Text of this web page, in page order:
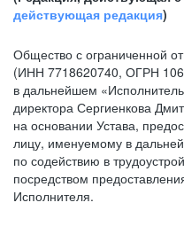
действующая редакция)
Общество с ограниченной
(ИНН 7718620740, ОГРН
в дальнейшем
директора Сергиенкова
на основании Устава,
лицу, именуемому в
по содействию в
посредством
Исполнителя.